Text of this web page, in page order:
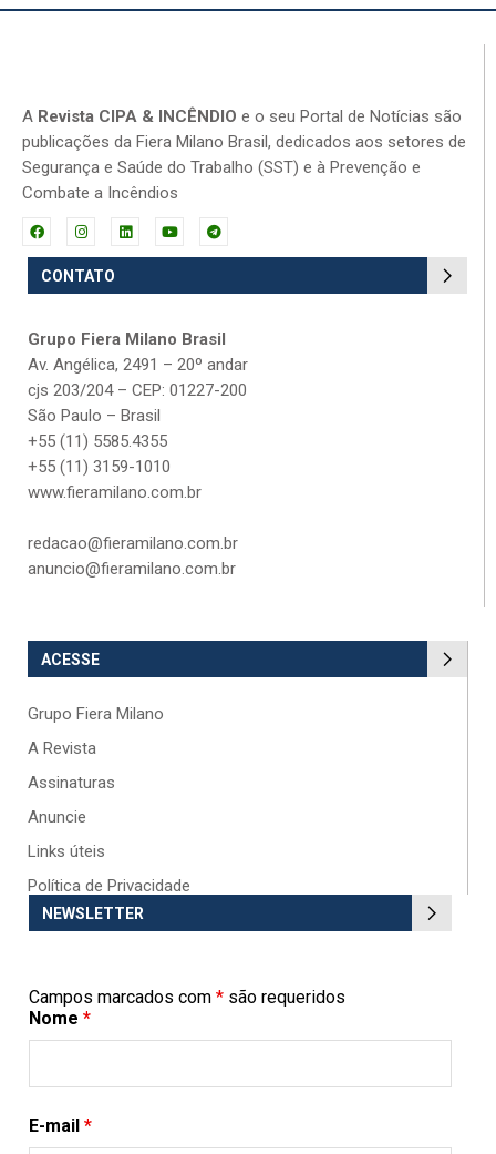
A Revista CIPA & INCÊNDIO e o seu Portal de Notícias são
publicações da Fiera Milano Brasil, dedicados aos setores de
Segurança e Saúde do Trabalho (SST) e à Prevenção e
Combate a Incêndios
CONTATO
Grupo Fiera Milano Brasil
Av. Angélica, 2491 – 20º andar
cjs 203/204 – CEP: 01227-200
São Paulo – Brasil
+55 (11) 5585.4355
+55 (11) 3159-1010
www.fieramilano.com.br
redacao@fieramilano.com.br
anuncio@fieramilano.com.br
ACESSE
Grupo Fiera Milano
A Revista
Assinaturas
Anuncie
Links úteis
Política de Privacidade
NEWSLETTER
Campos marcados com * são requeridos
Nome *
E-mail *